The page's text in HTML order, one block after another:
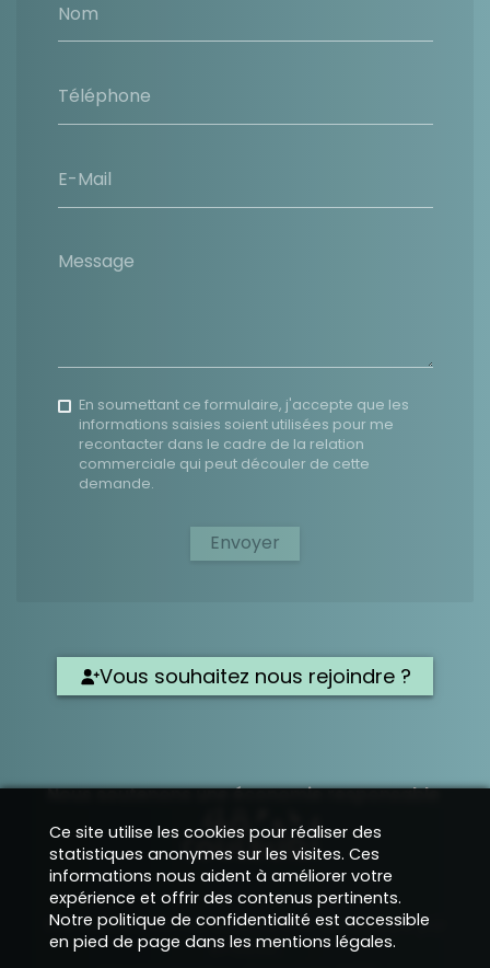
Nom
Téléphone
E-Mail
Message
En soumettant ce formulaire, j'accepte que les
informations saisies soient utilisées pour me
recontacter dans le cadre de la relation
commerciale qui peut découler de cette
demande.
Envoyer
Vous souhaitez nous rejoindre ?
Nous soutenons une économie responsable
Site vitrine Internet structuré et développé par
EPIXELIC
Ce site utilise les cookies pour réaliser des
statistiques anonymes sur les visites. Ces
informations nous aident à améliorer votre
expérience et offrir des contenus pertinents.
Notre politique de confidentialité est accessible
en pied de page dans les mentions légales.